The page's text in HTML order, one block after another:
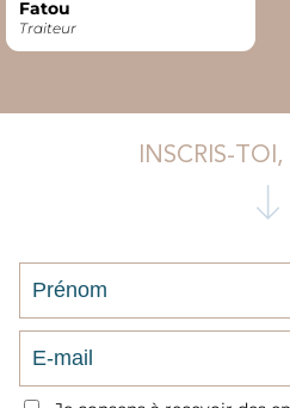
Fatou
Traiteur
INSCRIS-